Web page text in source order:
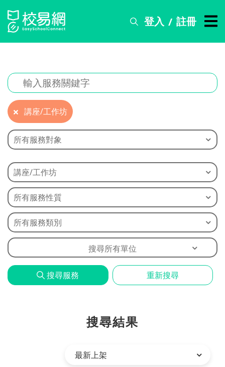
登入 / 註冊
搜
務
比
賽
資
訊
關
於
我
們
常
見
問
題
講座/工作坊
所有服務對象
講座/工作坊
所有服務性質
所有服務類別
搜尋所有單位
搜尋服務 重新搜尋
搜尋結果